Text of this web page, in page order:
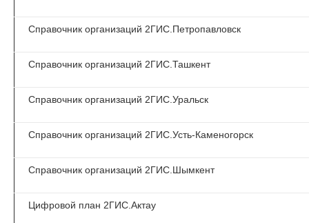
Справочник организаций 2ГИС.Петропавловск
Справочник организаций 2ГИС.Ташкент
Справочник организаций 2ГИС.Уральск
Справочник организаций 2ГИС.Усть-Каменогорск
Справочник организаций 2ГИС.Шымкент
Цифровой план 2ГИС.Актау